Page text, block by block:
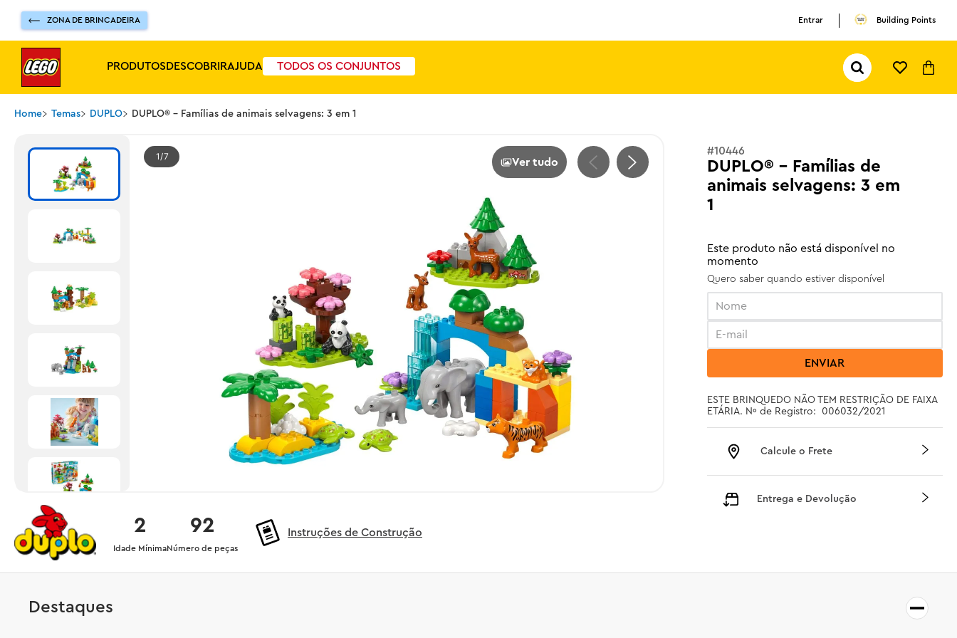
ZONA DE BRINCADEIRA Entrar Building Points
PRODUTOSDESCOBRIRAJUDA TODOS OS CONJUNTOS
Pesquisar...
Home Temas DUPLO DUPLO® - Famílias de animais selvagens: 3 em 1
1 7 Ver tudo
92
Número de peças
2
Idade Mínima
Instruções de Construção
#10446
DUPLO® - Famílias de
animais selvagens: 3 em
1
Este produto não está disponível no
momento
Quero saber quando estiver disponível
ENVIAR
ESTE BRINQUEDO NÃO TEM RESTRIÇÃO DE FAIXA
ETÁRIA. Nº de Registro:  006032/2021
Calcule o Frete
Entrega e Devolução
Destaques
pokemon
ferrari